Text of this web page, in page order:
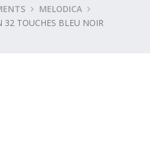
MELODICA
32 TOUCHES BLEU NOIR